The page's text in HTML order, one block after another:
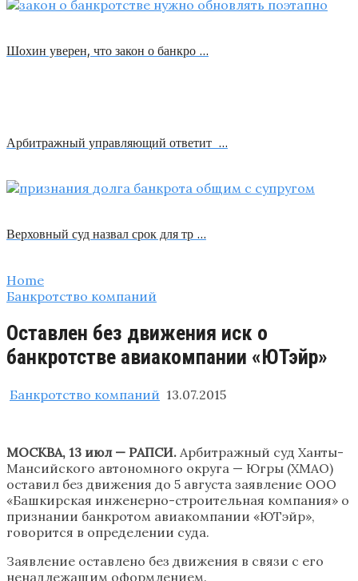
Шохин уверен, что закон о банкро …
Арбитражный управляющий ответит …
Верховный суд назвал срок для тр …
Home
Банкротство компаний
Оставлен без движения иск о
банкротстве авиакомпании «ЮТэйр»
Банкротство компаний 13.07.2015
МОСКВА, 13 июл — РАПСИ. Арбитражный суд Ханты-
Мансийского автономного округа — Югры (ХМАО)
оставил без движения до 5 августа заявление ООО
«Башкирская инженерно-строительная компания» о
признании банкротом авиакомпании «ЮТэйр»,
говорится в определении суда.
Заявление оставлено без движения в связи с его
ненадлежащим оформлением.